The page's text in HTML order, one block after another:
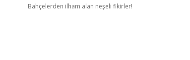
Bahçelerden ilham alan neşeli fikirler!